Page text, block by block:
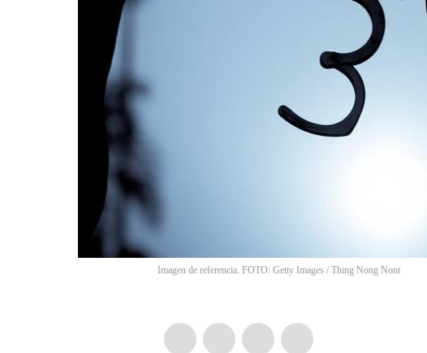
Imagen de referencia. FOTO: Getty Images / Thing Nong Nont